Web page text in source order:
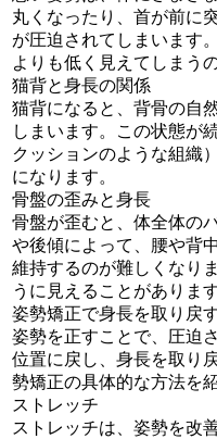
丸くなったり、首が前に
が圧迫されてしまいます
よりも低く見えてしまう
猫背と身長の関係
猫背になると、背骨の自
しまいます。この状態が
クッションのような組織
になります。
骨盤の歪みと身長
骨盤が歪むと、体全体の
や後傾によって、腰や背
維持するのが難しくなり
うに見えることがあります
姿勢矯正で身長を取り戻
姿勢を正すことで、圧迫
位置に戻し、身長を取り
勢矯正の具体的な方法を
ストレッチ
ストレッチは、姿勢を改